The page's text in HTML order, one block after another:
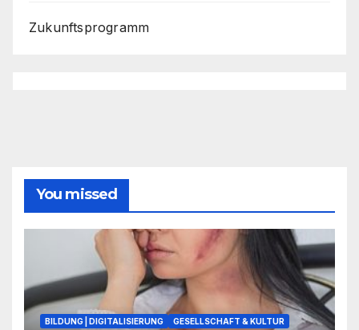
Zukunftsprogramm
You missed
BILDUNG | DIGITALISIERUNG GESELLSCHAFT & KULTUR